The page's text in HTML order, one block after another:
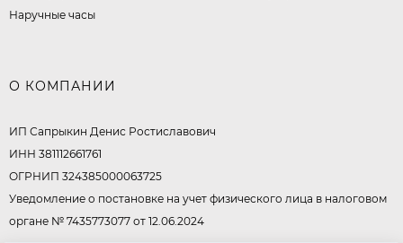
Наручные часы
О КОМПАНИИ
ИП Сапрыкин Денис Ростиславович
ИНН 381112661761
ОГРНИП 324385000063725
Уведомление о постановке на учет физического лица в налоговом
органе № 7435773077 от 12.06.2024